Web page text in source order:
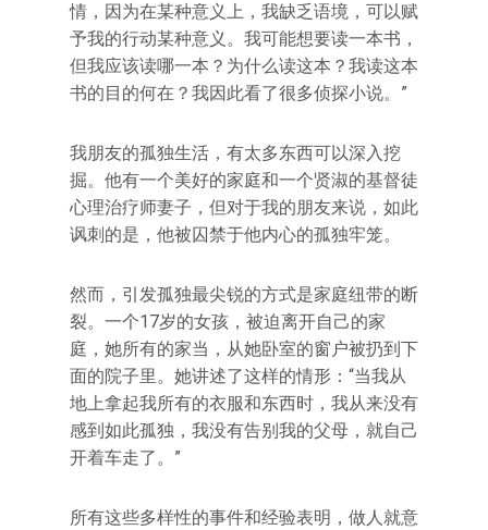
情，因为在某种意义上，我缺乏语境，可以赋
予我的行动某种意义。我可能想要读一本书，
但我应该读哪一本？为什么读这本？我读这本
书的目的何在？我因此看了很多侦探小说。”
我朋友的孤独生活，有太多东西可以深入挖
掘。他有一个美好的家庭和一个贤淑的基督徒
心理治疗师妻子，但对于我的朋友来说，如此
讽刺的是，他被囚禁于他内心的孤独牢笼。
然而，引发孤独最尖锐的方式是家庭纽带的断
裂。一个17岁的女孩，被迫离开自己的家
庭，她所有的家当，从她卧室的窗户被扔到下
面的院子里。她讲述了这样的情形：“当我从
地上拿起我所有的衣服和东西时，我从来没有
感到如此孤独，我没有告别我的父母，就自己
开着车走了。”
所有这些多样性的事件和经验表明，做人就意